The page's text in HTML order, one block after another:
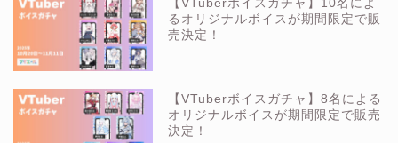
【VTuberボイスガチャ】10名によ
るオリジナルボイスが期間限定で販
売決定！
【VTuberボイスガチャ】8名による
オリジナルボイスが期間限定で販売
決定！